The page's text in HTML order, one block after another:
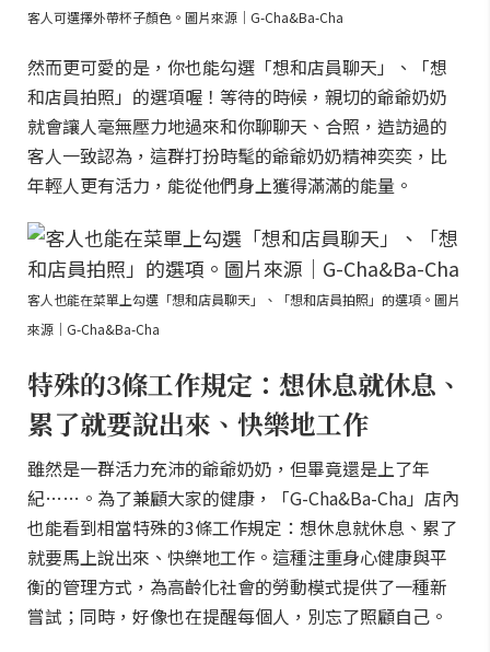
客人可選擇外帶杯子顏色。圖片來源｜G-Cha&Ba-Cha
然而更可愛的是，你也能勾選「想和店員聊天」、「想
和店員拍照」的選項喔！等待的時候，親切的爺爺奶奶
就會讓人毫無壓力地過來和你聊聊天、合照，造訪過的
客人一致認為，這群打扮時髦的爺爺奶奶精神奕奕，比
年輕人更有活力，能從他們身上獲得滿滿的能量。
客人也能在菜單上勾選「想和店員聊天」、「想和店員拍照」的選項。圖片
來源｜G-Cha&Ba-Cha
特殊的3條工作規定：想休息就休息、
累了就要說出來、快樂地工作
雖然是一群活力充沛的爺爺奶奶，但畢竟還是上了年
紀……。為了兼顧大家的健康，「G-Cha&Ba-Cha」店內
也能看到相當特殊的3條工作規定：想休息就休息、累了
就要馬上說出來、快樂地工作。這種注重身心健康與平
衡的管理方式，為高齡化社會的勞動模式提供了一種新
嘗試；同時，好像也在提醒每個人，別忘了照顧自己。